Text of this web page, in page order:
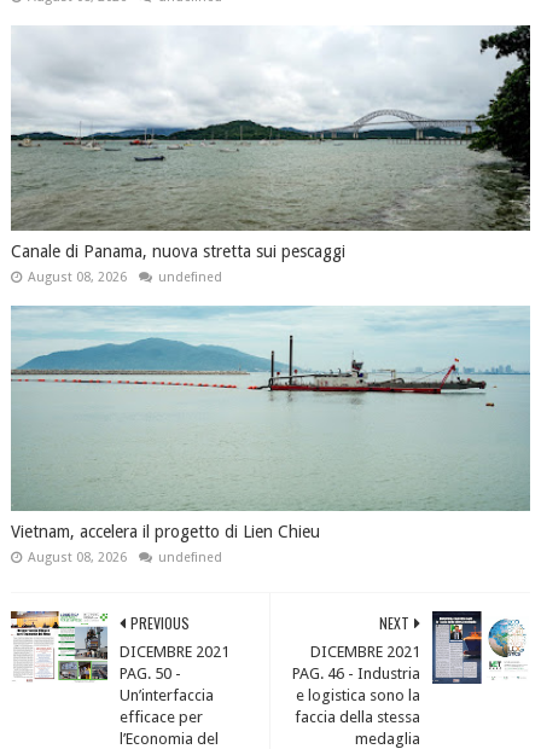
Canale di Panama, nuova stretta sui pescaggi
August 08, 2026 undefined
Vietnam, accelera il progetto di Lien Chieu
August 08, 2026 undefined
NEXT
DICEMBRE 2021
PAG. 46 - Industria
e logistica sono la
faccia della stessa
medaglia
PREVIOUS
DICEMBRE 2021
PAG. 50 -
Un’interfaccia
efficace per
l’Economia del